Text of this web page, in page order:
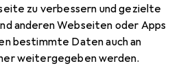
zu verbessern und gezielte
anderen Webseiten oder Apps
bestimmte Daten auch an
weitergegeben werden.
lieferbar